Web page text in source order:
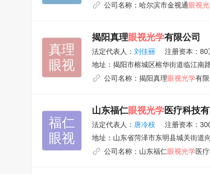
公司名称： 哈尔滨市金视通眼视
真理
眼视
揭阳真理 眼视光学有限公司
法定代表人： 刘佳丽 注册资本：80
地址： 揭阳市榕城区榕华街道临江南
公司名称： 揭阳真理眼视光学有
福仁
眼视
山东福仁眼视光学医疗科技
法定代表人： 唐冷枝 注册资本：
地址： 山东省菏泽市东明县城关街道
公司名称： 山东福仁眼视光学医